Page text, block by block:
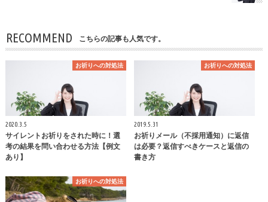
RECOMMEND こちらの記事も人気です。
お祈りへの対処法
2020.3.5
サイレントお祈りをされた時に！選
考の結果を問い合わせる方法【例文
あり】
お祈りへの対処法
2019.5.31
お祈りメール（不採用通知）に返信
は必要？返信すべきケースと返信の
書き方
お祈りへの対処法